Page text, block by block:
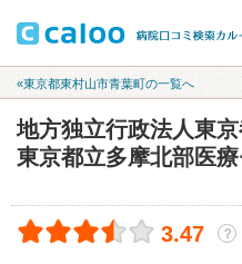
«東京都東村山市青葉町の一覧へ
地方独立行政法人東
東京都立多摩北部医
3.47 ？